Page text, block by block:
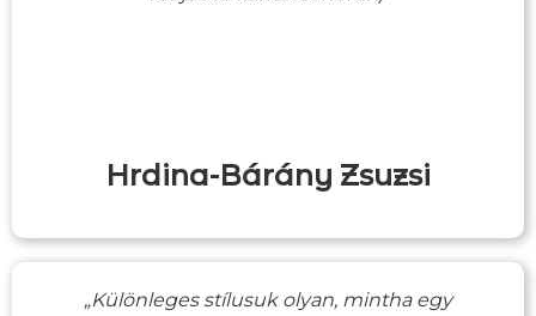
Hrdina-Bárány Zsuzsi
„Különleges stílusuk olyan, mintha egy